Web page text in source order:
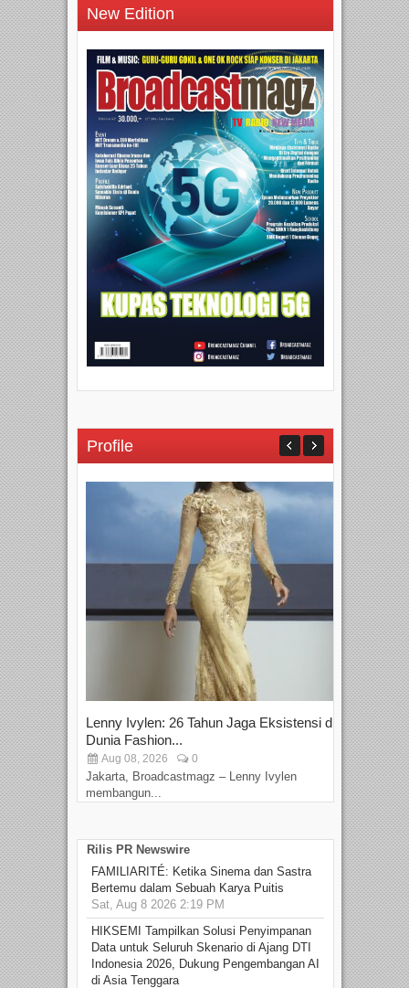
New Edition
Profile
Lenny Ivylen: 26 Tahun Jaga Eksistensi di
Dunia Fashion...
Aug 08, 2026 0
Jakarta, Broadcastmagz – Lenny Ivylen
membangun...
Rilis PR Newswire
FAMILIARITÉ: Ketika Sinema dan Sastra
Bertemu dalam Sebuah Karya Puitis
Sat, Aug 8 2026 2:19 PM
HIKSEMI Tampilkan Solusi Penyimpanan
Data untuk Seluruh Skenario di Ajang DTI
Indonesia 2026, Dukung Pengembangan AI
di Asia Tenggara